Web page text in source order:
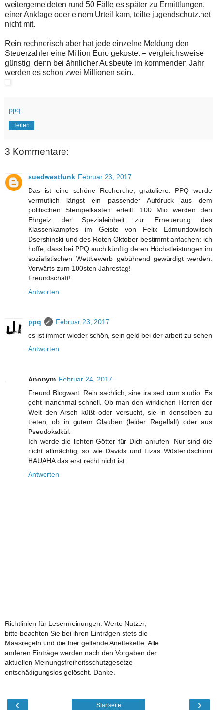
weitergemeldeten rund 50 Fälle es später zu Ermittlungen,
einer Anklage oder einem Urteil kam, teilte jugendschutz.net
nicht mit.
Rein rechnerisch aber hat jede einzelne Meldung den
Steuerzahler eine Million Euro gekostet – vergleichsweise
günstig, denn bei ähnlicher Ausbeute im kommenden Jahr
werden es schon zwei Millionen sein.
ppq
Teilen
3 Kommentare:
suedwestfunk Februar 23, 2017
Das ist eine schöne Recherche, gratuliere. PPQ wurde
vermutlich längst ein passender Aufdruck aus dem
politischen Stempelkasten erteilt. 100 Mio werden den
Ehrgeiz der Spezialeinheit zur Erneuerung des
Klassenkampfes im Geiste von Felix Edmundowitsch
Dsershinski und des Roten Oktober bestimmt anfachen; ich
hoffe, dass bei PPQ auch künftig deren Höchstleistungen im
sozialistischen Wettbewerb gebührend gewürdigt werden.
Vorwärts zum 100sten Jahrestag!
Freundschaft!
Antworten
ppq
Februar 23, 2017
es ist immer wieder schön, sein geld bei der arbeit zu sehen
Antworten
Anonym Februar 24, 2017
Freund Blogwart: Rein sachlich, sine ira sed cum studio: Es
geht manchmal schnell. Ob man den wirklichen Herren der
Welt den Arsch küßt oder versucht, sie in denselben zu
treten, ob in gutem Glauben (leider Regelfall) oder aus
Pseudokalkül.
Ich werde die lichten Götter für Dich anrufen. Nur sind die
nicht allmächtig, so wie Davids und Lizas Wüstendschinni
HAUAHA das erst recht nicht ist.
Antworten
Richtlinien für Lesermeinungen: Werte Nutzer,
bitte beachten Sie bei ihren Einträgen stets die
Maasregeln und die hier geltende Anettekette. Alle
anderen Einträge werden nach den Vorgaben der
aktuellen Meinungsfreiheitsschutzgesetze
entschädigungslos gelöscht. Danke.
‹ ›
Startseite